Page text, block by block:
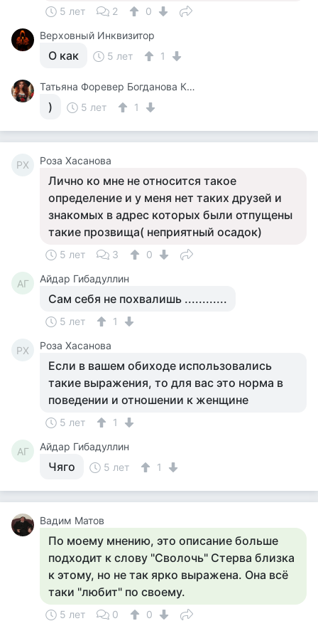
5 лет 2
0
Верховный Инквизитор
О как 5 лет 1
Татьяна Форевер Богданова Картина Дали Пять Минут До Пробуждения Или Кормежки Кошек
) 5 лет 1
РХ Роза Хасанова
Лично ко мне не относится такое
определение и у меня нет таких друзей и
знакомых в адрес которых были отпущены
такие прозвища( неприятный осадок)
5 лет 3 0
АГ Айдар Гибадуллин
Сам себя не похвалишь ............
5 лет 1
РХ Роза Хасанова
Если в вашем обиходе использовались
такие выражения, то для вас это норма в
поведении и отношении к женщине
5 лет 1
АГ Айдар Гибадуллин
Чяго 5 лет 1
Вадим Матов
По моему мнению, это описание больше
подходит к слову "Сволочь" Стерва близка
к этому, но не так ярко выражена. Она всё
таки "любит" по своему.
5 лет 0 0